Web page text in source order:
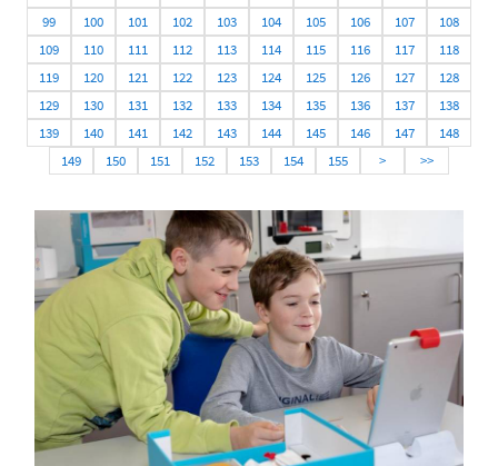
99
100 101 102 103 104 105 106 107
108
109
110 111 112 113 114 115 116 117
118
119
120 121 122 123 124 125 126 127
128
129
130 131 132 133 134 135 136 137
138
139
140 141 142 143 144 145 146 147
148
149
150 151 152 153 154 155 > >>